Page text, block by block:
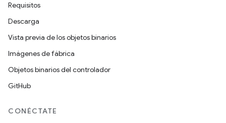
Requisitos
Descarga
Vista previa de los objetos binarios
Imágenes de fábrica
Objetos binarios del controlador
GitHub
CONÉCTATE